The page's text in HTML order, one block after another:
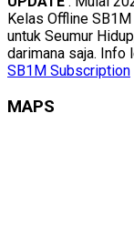
Kelas Offline
untuk Seumur
darimana saja. Info
SB1M Subscription
MAPS